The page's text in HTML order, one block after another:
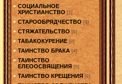
СОЦИАЛЬНОЕ
ХРИСТИАНСТВО [1]
СТАРООБРЯДЧЕСТВО [4]
СТЯЖАТЕЛЬСТВО [6]
ТАБАКОКУРЕНИЕ [0]
ТАИНСТВО БРАКА [4]
ТАИНСТВО
ЕЛЕООСВЯЩЕНИЯ [0]
ТАИНСТВО КРЕЩЕНИЯ [6]